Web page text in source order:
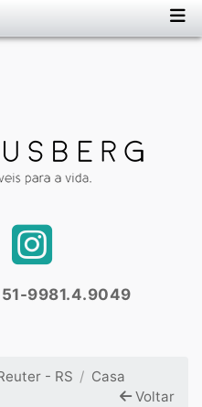
51-9981.4.9049
- RS
Casa
Voltar